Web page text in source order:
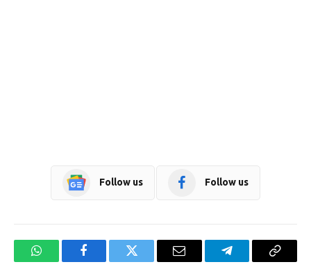
Follow us Follow us
WhatsAppFacebookTwitter Email TelegramCopy